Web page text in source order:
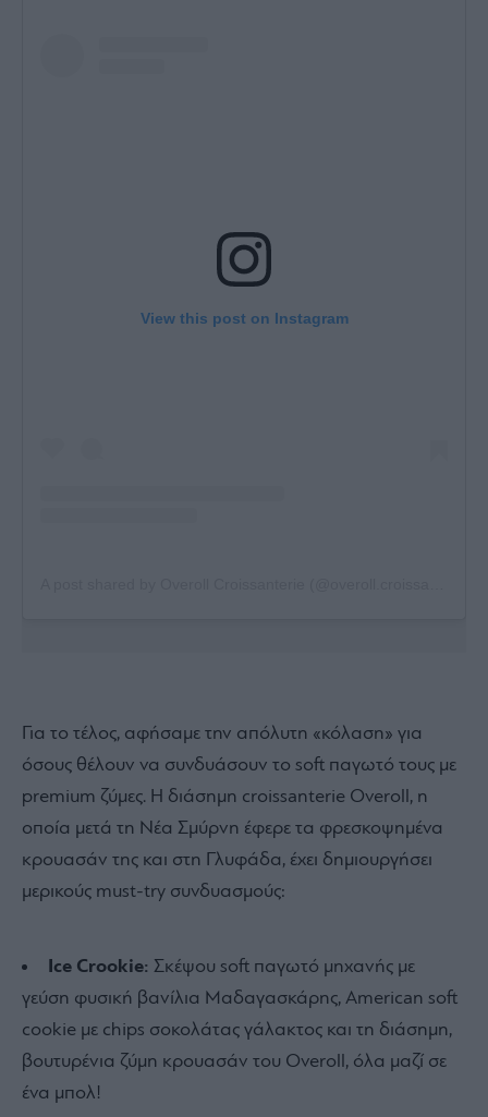
View this post on Instagram
Για το τέλος, αφήσαμε την απόλυτη «κόλαση» για
όσους θέλουν να συνδυάσουν το soft παγωτό τους με
premium ζύμες. Η διάσημη croissanterie Overoll, η
οποία μετά τη Νέα Σμύρνη έφερε τα φρεσκοψημένα
κρουασάν της και στη Γλυφάδα, έχει δημιουργήσει
μερικούς must-try συνδυασμούς:
Ice Crookie: Σκέψου soft παγωτό μηχανής με
γεύση φυσική βανίλια Μαδαγασκάρης, American soft
cookie με chips σοκολάτας γάλακτος και τη διάσημη,
βουτυρένια ζύμη κρουασάν του Overoll, όλα μαζί σε
ένα μπολ!